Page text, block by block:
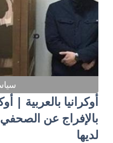
أوكرانيا بالعربية |
بالإفراج عن الصحفي
لديها